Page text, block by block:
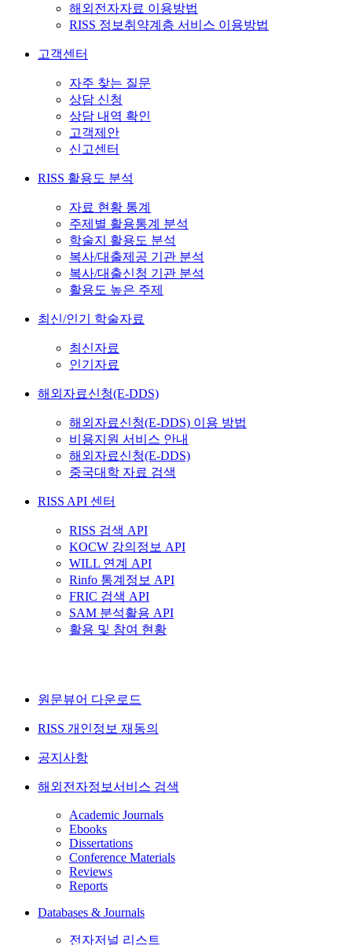
해외전자자료 이용방법
RISS 정보취약계층 서비스 이용방법
고객센터
자주 찾는 질문
상담 신청
상담 내역 확인
고객제안
신고센터
RISS 활용도 분석
자료 현황 통계
주제별 활용통계 분석
학술지 활용도 분석
복사/대출제공 기관 분석
복사/대출신청 기관 분석
활용도 높은 주제
최신/인기 학술자료
최신자료
인기자료
해외자료신청(E-DDS)
해외자료신청(E-DDS) 이용 방법
비용지원 서비스 안내
해외자료신청(E-DDS)
중국대학 자료 검색
RISS API 센터
RISS 검색 API
KOCW 강의정보 API
WILL 연계 API
Rinfo 통계정보 API
FRIC 검색 API
SAM 분석활용 API
활용 및 참여 현황
원문뷰어 다운로드
RISS 개인정보 재동의
공지사항
해외전자정보서비스 검색
Academic Journals
Ebooks
Dissertations
Conference Materials
Reviews
Reports
Databases & Journals
전자저널 리스트